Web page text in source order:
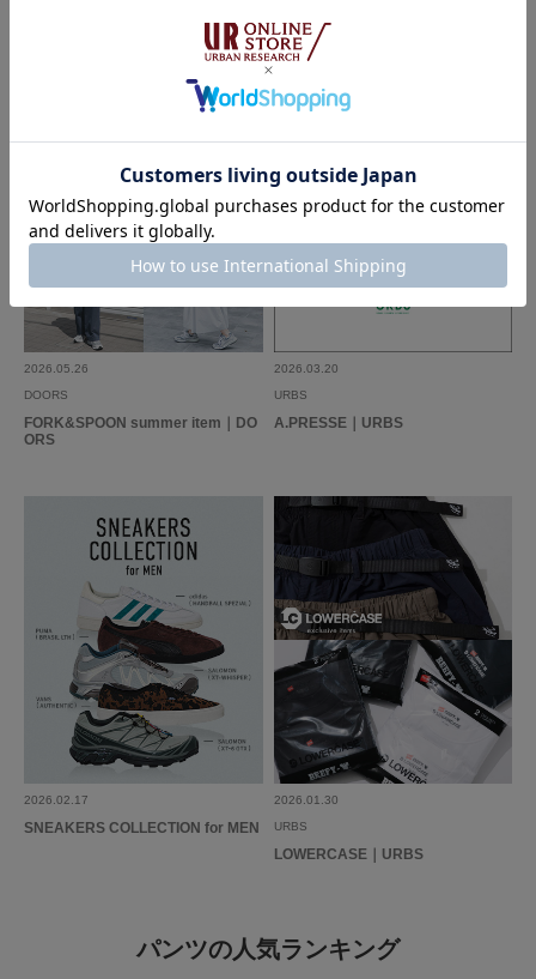
2026.05.26
DOORS
FORK&SPOON summer item｜DO
ORS
2026.03.20
URBS
A.PRESSE｜URBS
2026.02.17
SNEAKERS COLLECTION for MEN
2026.01.30
URBS
LOWERCASE｜URBS
パンツの人気ランキング